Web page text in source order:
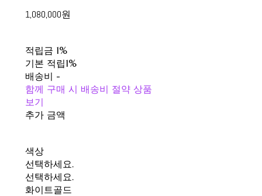
1,080,000원
적립금 1%
기본 적립1%
배송비 -
함께 구매 시 배송비 절약 상품
보기
추가 금액
색상
선택하세요.
선택하세요.
화이트골드